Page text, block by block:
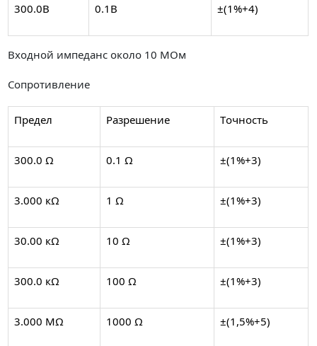
300.0В 0.1В ±(1%+4)
Входной импеданс около 10 MОм
Сопротивление
Предел Разрешение Tочность
300.0 Ω 0.1 Ω ±(1%+3)
3.000 кΩ 1 Ω ±(1%+3)
30.00 кΩ 10 Ω ±(1%+3)
300.0 кΩ 100 Ω ±(1%+3)
3.000 МΩ 1000 Ω ±(1,5%+5)